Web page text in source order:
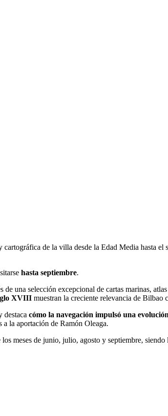
cartográfica de la villa desde la Edad Media hasta el
hasta septiembre.
una selección excepcional de cartas marinas,
XVIII muestran la creciente relevancia de Bilbao
destaca cómo la navegación impulsó una evolución
la aportación de Ramón Oleaga.
los meses de junio, julio, agosto y septiembre, siendo